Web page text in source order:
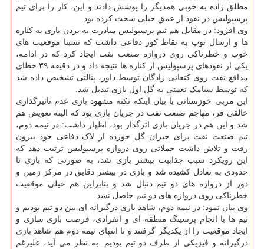
مطلق زاده به خوبی همدیگر را پوشش دادند و این، کار را برای تیم
پرسپولیس در نفوذ از عمق خیلی سخت کرده بود.
وی افزود: در مقابل هم تیم پرسپولیس مبادرت به بردن بازی به کناره
ها و ارسال توپ به نقاط کور دفاعی داشت که نسبتا موقعیت های
خوب و خطرناکی روی دروازه صنعت نفت ایجاد کرد که در ادامه،
یکی از نفوذهای پرسپولیس از کناره ها نتیجه داد و در دقیقه ۳۹ خطای
مدافع نفت روی کنعانی زادگان توسط داور، پنالتی تشخیص داده شد
که توسط سیامک نعمتی به گل اول بازی تبدیل شد.
این مربی خوزستانی با بیان اینکه نکته مشهود بازی عدم تاثیرگذاری
خالقی فر، مهاجم صنعت نفت در جریان بازی بود که البته تعویض هم
شد و این هم در جریان بازی اثرگذار بود، اظهار داشت: در نیمه دوم،
تیم صنعت نفت برای جبران گل خورده از لاک دفاعی خود بیرون
رفت و تلاش داشت حملاتی روی دروازه پرسپولیس ترتیب دهد که
این رویکرد سبب جذابیت بیشتر بازی شد، به صورتی که بازی تا
حدودی به تعادل کشیده شد و بازی در بیشتر دقایق در مرکز زمین و
دور از دروازه های دو تیم دنبال شد و بنابراین هم خیلی موقعیت
خطرناکی روی دروازه های دو تیم حاصل نشد.
وی بیان نمود: در نیمه دوم، شاهد بازی درگیرانه ای بین دو تیم بودیم و
تیم ها با انجام پرسینگ منطقه ای و انفرادی، فرصت بازی سازی و
ایجاد موقعیت را از یکدیگر گرفتند و تا انتهای نیمه دوم هم شاهد بازی
درگیرانه و فیزیکی از طرف دو تیم بودیم. به نظر می آید، علیرغم